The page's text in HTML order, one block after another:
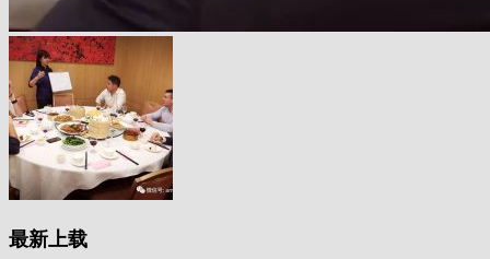
最新上载